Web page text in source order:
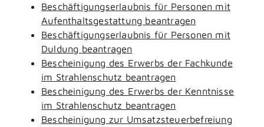
Beschäftigungserlaubnis für Personen mit
Aufenthaltsgestattung beantragen
Beschäftigungserlaubnis für Personen mit
Duldung beantragen
Bescheinigung des Erwerbs der Fachkunde
im Strahlenschutz beantragen
Bescheinigung des Erwerbs der Kenntnisse
im Strahlenschutz beantragen
Bescheinigung zur Umsatzsteuerbefreiung